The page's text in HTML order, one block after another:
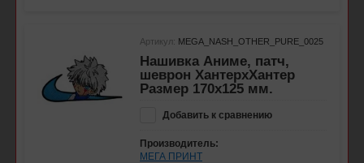
Артикул: MEGA_NASH_OTHER_PURE_0025
Нашивка Аниме, патч,
шеврон ХантерхХантер
Размер 170х125 мм.
Добавить к сравнению
Производитель:
МЕГА ПРИНТ